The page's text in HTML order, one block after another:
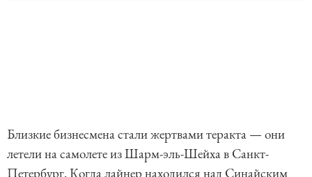
Близкие бизнесмена стали жертвами теракта — они
летели на самолете из Шарм-эль-Шейха в Санкт-
Петербург. Когда лайнер находился над Синайским